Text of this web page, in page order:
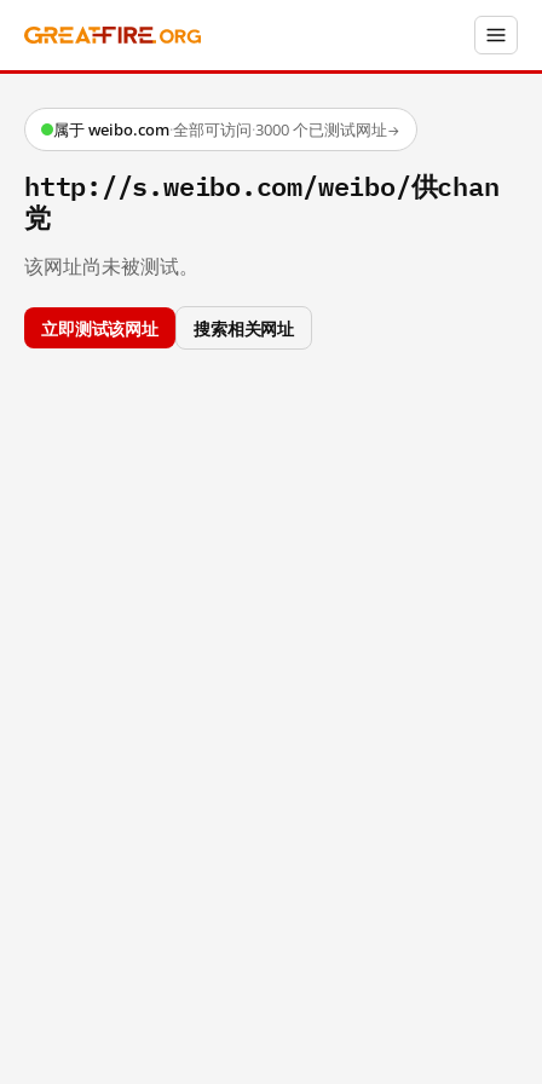
属于 weibo.com·全部可访问·3000 个已测试网址→
http://s.weibo.com/weibo/供chan
党
该网址尚未被测试。
立即测试该网址 搜索相关网址